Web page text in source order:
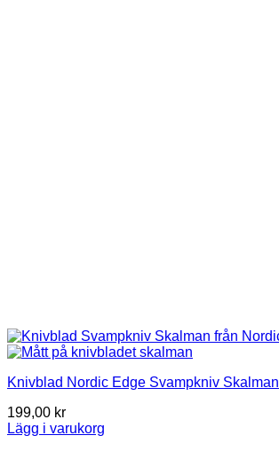
Knivblad Nordic Edge Svampkniv Skalman
199,00 kr
Lägg i varukorg